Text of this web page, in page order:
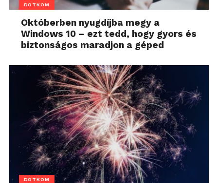
DOTKOM
Októberben nyugdíjba megy a
Windows 10 – ezt tedd, hogy gyors és
biztonságos maradjon a géped
DOTKOM